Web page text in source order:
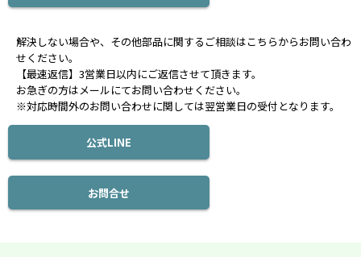
解決しない場合や、その他部品に関するご相談はこちらからお問い合わ
せください。
【最速返信】3営業日以内にご返信させて頂きます。
お急ぎの方はメールにてお問い合わせください。
※対応時間外のお問い合わせに関しては翌営業日の受付となります。
公式LINE
お問合せ